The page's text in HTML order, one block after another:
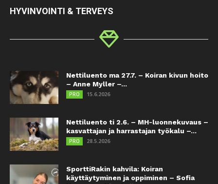
HYVINVOINTI & TERVEYS
Nettiluento ma 27.7. – Koiran kivun hoito
– Anne Myller –...
PRO 15.6.2026
Nettiluento ti 2.6. – MH-luonnekuvaus –
kasvattajan ja harrastajan työkalu –...
PRO 28.5.2026
SporttiRakin kahvila: Koiran
käyttäytyminen ja oppiminen – Sofia